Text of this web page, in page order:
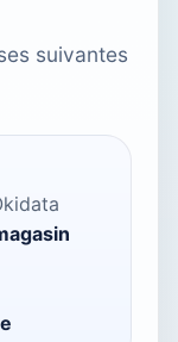
suivantes